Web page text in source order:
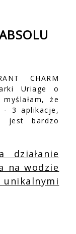
CHARM
Uriage o
że
- 3 aplikacje,
jest bardzo
działanie
na wodzie